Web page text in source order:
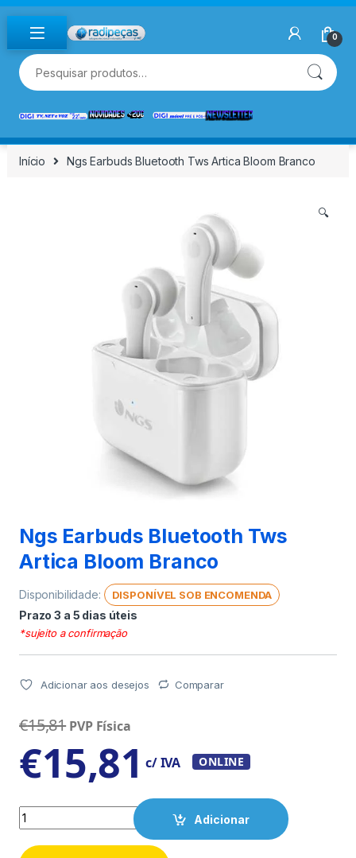
Skip to navigation
Skip to content
0
Pesquisar por:
Início Ngs Earbuds Bluetooth Tws Artica Bloom Branco
🔍
Ngs Earbuds Bluetooth Tws
Artica Bloom Branco
Disponibilidade: DISPONÍVEL SOB ENCOMENDA
Prazo 3 a 5 dias úteis
*sujeito a confirmação
Adicionar aos desejos Comparar
€15,81 PVP Física
€15,81 c/ IVA ONLINE
Quantity
Adicionar